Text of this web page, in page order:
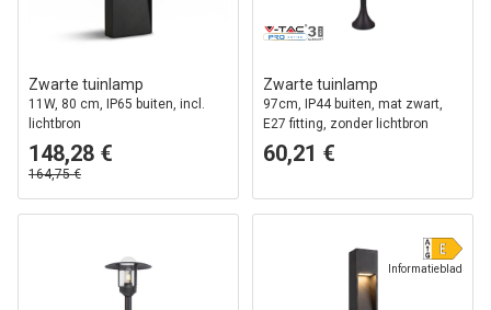
Zwarte tuinlamp
11W, 80 cm, IP65 buiten, incl.
lichtbron
148,28 €
164,75 €
Zwarte tuinlamp
97cm, IP44 buiten, mat zwart,
E27 fitting, zonder lichtbron
60,21 €
Informatieblad